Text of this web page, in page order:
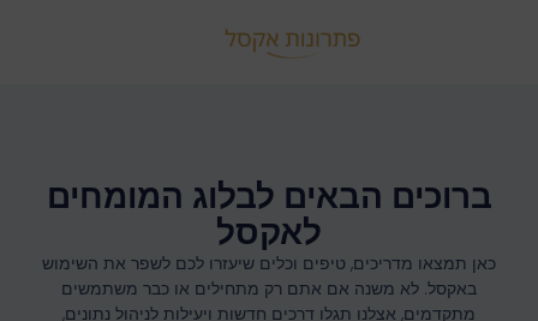
ברוכים הבאים לבלוג המומחים
לאקסל
כאן תמצאו מדריכים, טיפים וכלים שיעזרו לכם לשפר את השימוש
באקסל. לא משנה אם אתם רק מתחילים או כבר משתמשים
מתקדמים, אצלנו תגלו דרכים חדשות ויעילות לניהול נתונים,